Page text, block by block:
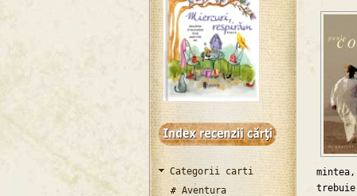
Categorii carti
Aventura